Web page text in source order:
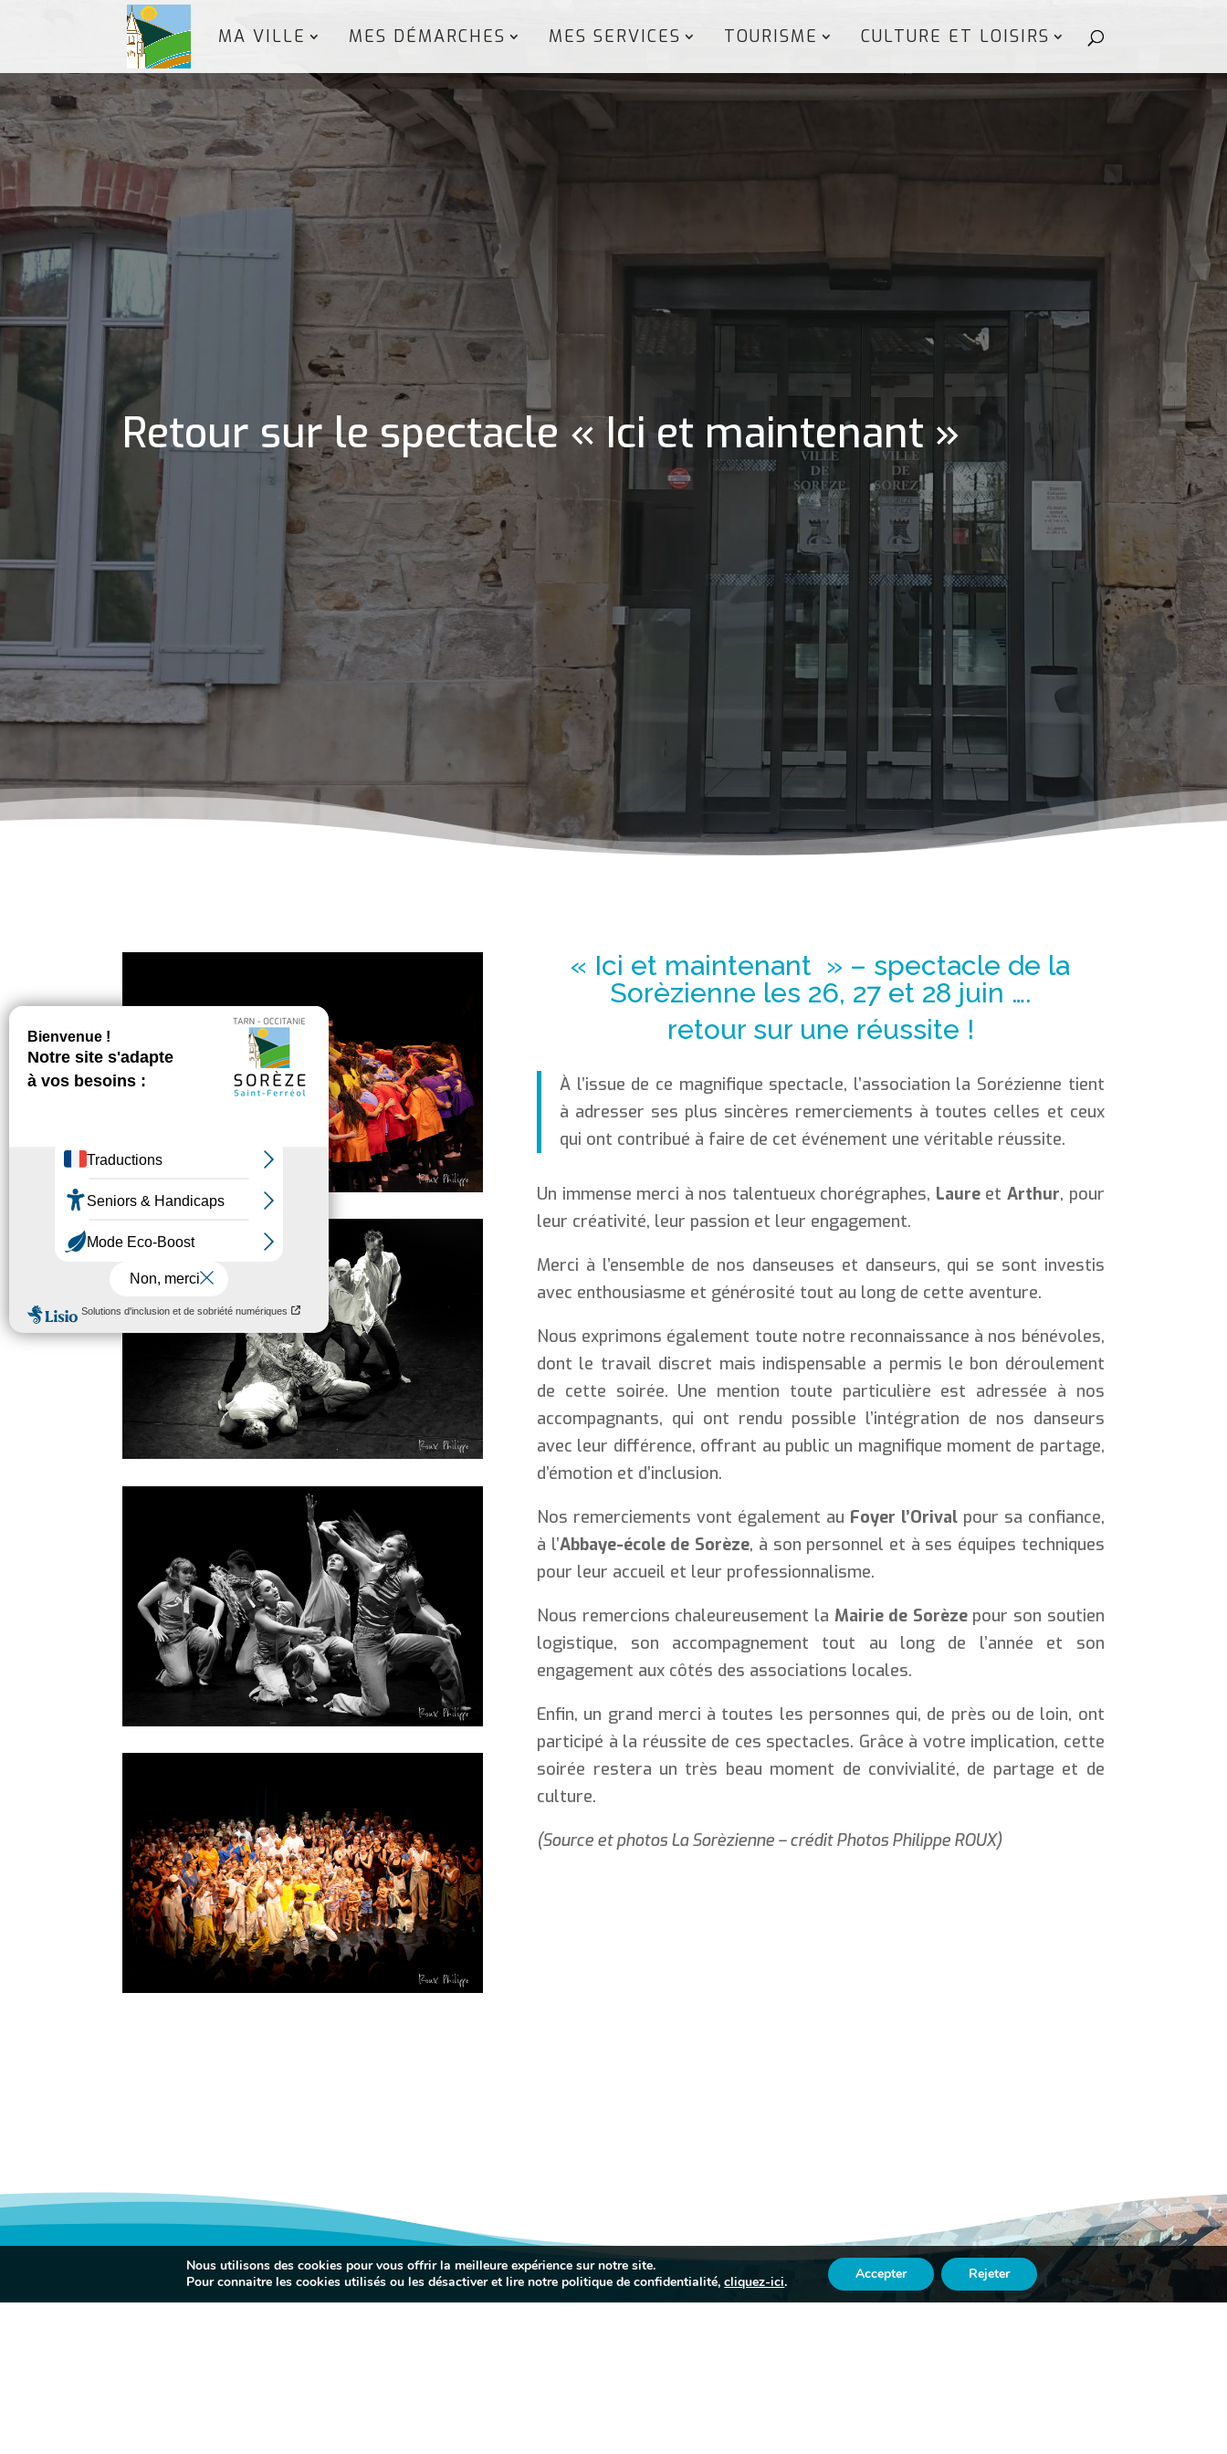
MA VILLE MES DÉMARCHES MES SERVICES TOURISME CULTURE ET LOISIRS
Retour sur le spectacle « Ici et maintenant »
« Ici et maintenant » – spectacle de la
Sorèzienne les 26, 27 et 28 juin ….
retour sur une réussite !
À l’issue de ce magnifique spectacle, l’association la Sorézienne tient
à adresser ses plus sincères remerciements à toutes celles et ceux
qui ont contribué à faire de cet événement une véritable réussite.
Un immense merci à nos talentueux chorégraphes, LaureetArthur, pour
leur créativité, leur passion et leur engagement.
Merci à l’ensemble de nos danseuses et danseurs, qui se sont investis
avec enthousiasme et générosité tout au long de cette aventure.
Nous exprimons également toute notre reconnaissance à nos bénévoles,
dont le travail discret mais indispensable a permis le bon déroulement
de cette soirée. Une mention toute particulière est adressée à nos
accompagnants, qui ont rendu possible l’intégration de nos danseurs
avec leur différence, offrant au public un magnifique moment de partage,
d’émotion et d’inclusion.
Nos remerciements vont également au Foyer l’Orivalpour sa confiance,
à l’Abbaye-école de Sorèze, à son personnel et à ses équipes techniques
pour leur accueil et leur professionnalisme.
Nous remercions chaleureusement la Mairie de Sorèzepour son soutien
logistique, son accompagnement tout au long de l’année et son
engagement aux côtés des associations locales.
Enfin, un grand merci à toutes les personnes qui, de près ou de loin, ont
participé à la réussite de ces spectacles. Grâce à votre implication, cette
soirée restera un très beau moment de convivialité, de partage et de
culture.
(Source et photos La Sorèzienne – crédit Photos Philippe ROUX)
Nous utilisons des cookies pour vous offrir la meilleure expérience sur notre site.
Pour connaitre les cookies utilisés ou les désactiver et lire notre politique de confidentialité,cliquez-ici. Accepter Rejeter